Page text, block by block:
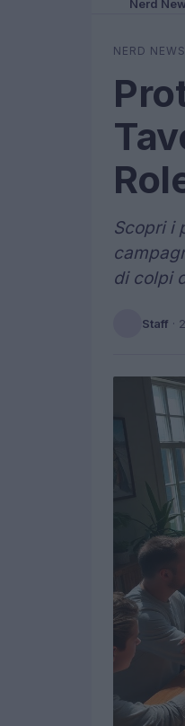
Nerd
NERD NEWS
Scopri i
di colpi
Staff ·